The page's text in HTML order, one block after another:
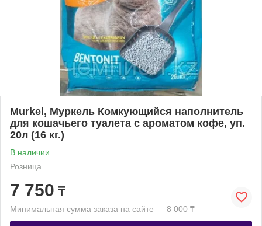
Murkel, Муркель Комкующийся наполнитель
для кошачьего туалета с ароматом кофе, уп.
20л (16 кг.)
В наличии
Розница
7 750 ₸
Минимальная сумма заказа на сайте — 8 000 ₸